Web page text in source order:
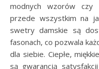
modnych wzorów czy
przede wszystkim na
swetry damskie są
fasonach, co pozwala
dla siebie. Ciepłe,
są gwarancją